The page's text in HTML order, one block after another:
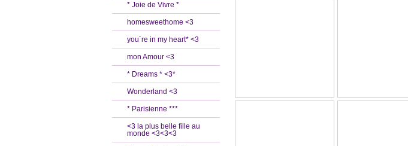
* Joie de Vivre *
homesweethome <3
you´re in my heart* <3
mon Amour <3
* Dreams * <3*
Wonderland <3
* Parisienne ***
<3 la plus belle fille au
monde <3<3<3